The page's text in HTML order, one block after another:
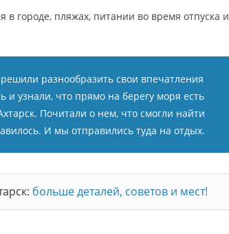
городе, пляжах, питании во время отпуска и
разнообразить свои впечатления
и узнали, что прямо на берегу моря есть
Почитали о нем, что смогли найти
И мы отправились туда на отдых.
больше деталей, советов и мест!